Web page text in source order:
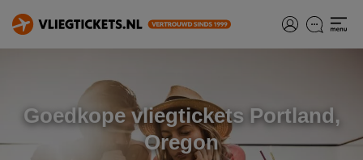
Goedkope vliegtickets Portland,
Oregon